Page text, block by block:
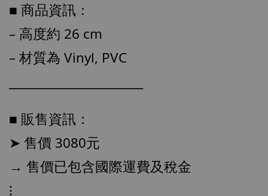
NT$ 4,280
NT$ 5,580
■ 商品資訊：
– 高度約 26 cm
– 材質為 Vinyl, PVC
──────────────
■ 販售資訊：
➤ 售價 3080元
→ 售價已包含國際運費及稅金
⁝